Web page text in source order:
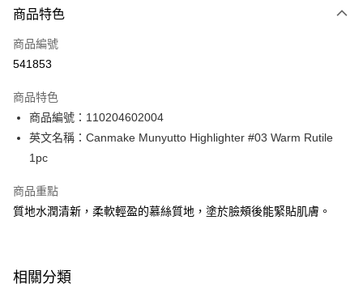
信用卡
Apple Pay
PayMe
WeChat Pay
送貨方式
商品特色
商品編號
541853
商品特色
商品編號：110204602004
英文名稱：Canmake Munyutto Highlighter #03 Warm Rutile
1pc
商品重點
質地水潤清新，柔軟輕盈的慕絲質地，塗於臉頰後能緊貼肌膚。
相關分類